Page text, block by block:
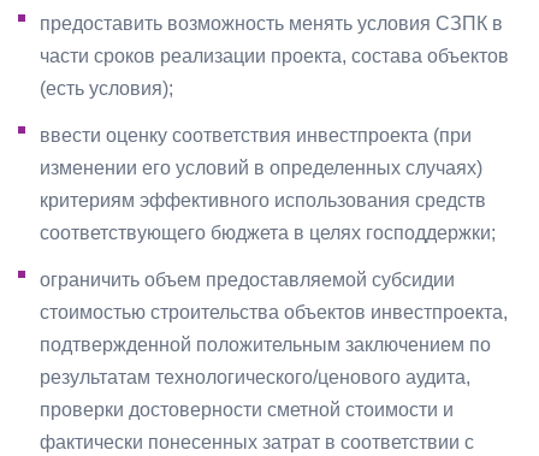
предоставить возможность менять условия СЗПК в
части сроков реализации проекта, состава объектов
(есть условия);
ввести оценку соответствия инвестпроекта (при
изменении его условий в определенных случаях)
критериям эффективного использования средств
соответствующего бюджета в целях господдержки;
ограничить объем предоставляемой субсидии
стоимостью строительства объектов инвестпроекта,
подтвержденной положительным заключением по
результатам технологического/ценового аудита,
проверки достоверности сметной стоимости и
фактически понесенных затрат в соответствии с